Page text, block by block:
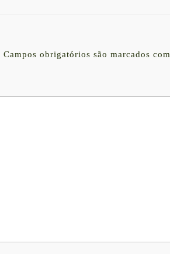
Campos obrigatórios são marcados com